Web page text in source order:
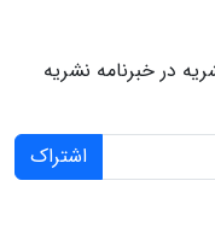
در خبرنامه نشریه
اشتراک